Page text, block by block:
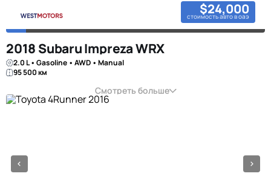
$24,000
стоимость авто в оаэ
2018 Subaru Impreza WRX
2.0 L • Gasoline • AWD • Manual
95 500 км
Смотреть больше